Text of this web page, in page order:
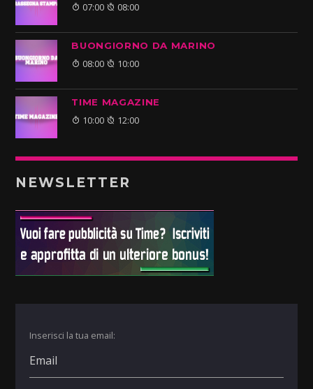
07:00 08:00
BUONGIORNO DA MARINO
08:00 10:00
TIME MAGAZINE
10:00 12:00
NEWSLETTER
Inserisci la tua email: